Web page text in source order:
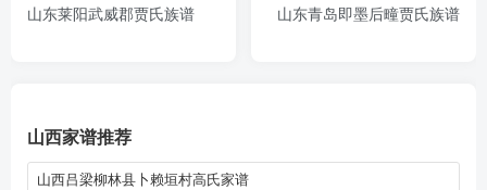
山东莱阳武威郡贾氏族谱
山东青岛即墨后疃贾氏族谱
山西家谱推荐
山西吕梁柳林县卜赖垣村高氏家谱